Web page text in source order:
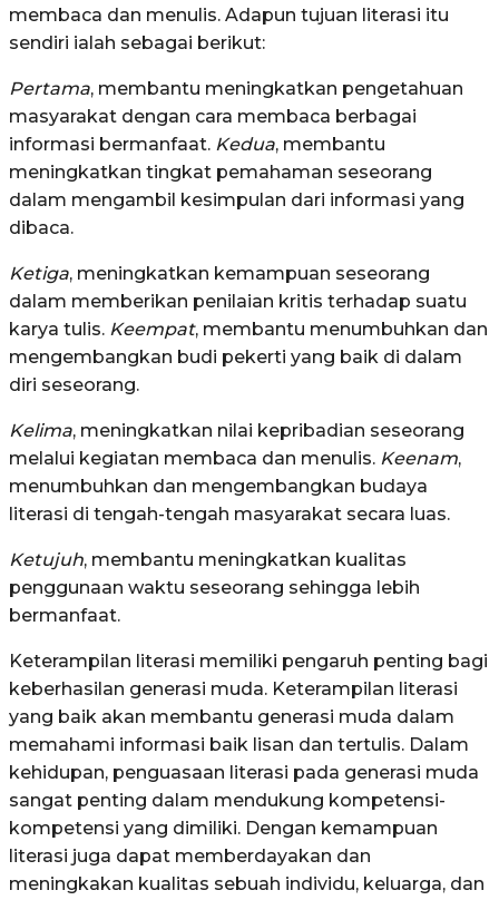
membaca dan menulis. Adapun tujuan literasi itu
sendiri ialah sebagai berikut:
Pertama, membantu meningkatkan pengetahuan
masyarakat dengan cara membaca berbagai
informasi bermanfaat. Kedua, membantu
meningkatkan tingkat pemahaman seseorang
dalam mengambil kesimpulan dari informasi yang
dibaca.
Ketiga, meningkatkan kemampuan seseorang
dalam memberikan penilaian kritis terhadap suatu
karya tulis. Keempat, membantu menumbuhkan dan
mengembangkan budi pekerti yang baik di dalam
diri seseorang.
Kelima, meningkatkan nilai kepribadian seseorang
melalui kegiatan membaca dan menulis. Keenam,
menumbuhkan dan mengembangkan budaya
literasi di tengah-tengah masyarakat secara luas.
Ketujuh, membantu meningkatkan kualitas
penggunaan waktu seseorang sehingga lebih
bermanfaat.
Keterampilan literasi memiliki pengaruh penting bagi
keberhasilan generasi muda. Keterampilan literasi
yang baik akan membantu generasi muda dalam
memahami informasi baik lisan dan tertulis. Dalam
kehidupan, penguasaan literasi pada generasi muda
sangat penting dalam mendukung kompetensi-
kompetensi yang dimiliki. Dengan kemampuan
literasi juga dapat memberdayakan dan
meningkakan kualitas sebuah individu, keluarga, dan